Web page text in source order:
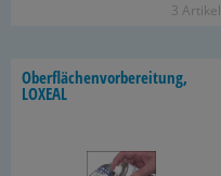
3 Ar­ti­kel
Ober­flä­chen­vor­be­rei­tung,
LO­XE­AL